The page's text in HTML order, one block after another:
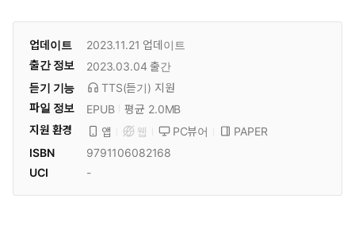
업데이트 2023.11.21 업데이트
출간 정보
2023.03.04 출간
듣기 기능
TTS(듣기) 지원
파일 정보
EPUB
평균 2.0MB
지원 환경
앱 웹 PC뷰어
PAPER
ISBN
9791106082168
UCI
-